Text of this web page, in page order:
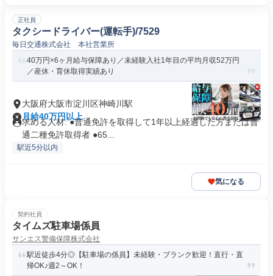
正社員
タクシードライバー(運転手)/7529
毎日交通株式会社 本社営業所
40万円×6ヶ月給与保障あり／未経験入社1年目の平均月収52万円
／産休・育休取得実績あり
大阪府大阪市淀川区神崎川駅
月給40万円以上
求める人材: ●普通免許を取得して1年以上経過した方または普
通二種免許取得者 ●65...
駅近5分以内
気になる
契約社員
タイムズ駐車場係員
サンエス警備保障株式会社
駅近徒歩4分◎【駐車場の係員】未経験・ブランク歓迎！直行・直
帰OK♪週2～OK！